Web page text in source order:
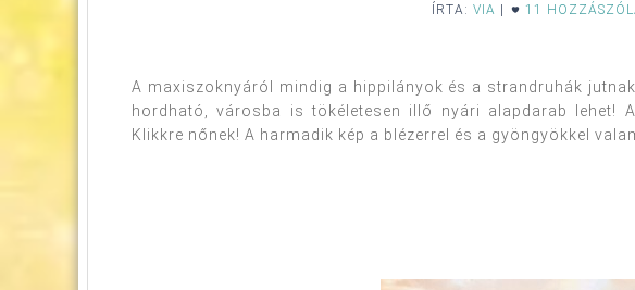
ÍRTA: VIA 11
A maxiszoknyáról mindig a hippilányok és a strandruhák
hordható, városba is tökéletesen illő nyári alapdarab lehet!
Klikkre nőnek! A harmadik kép a blézerrel és a gyöngyökkel